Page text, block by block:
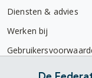
Diensten & advies
Werken bij
Privacyverklaring